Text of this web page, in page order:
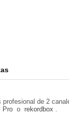
de 2
Pro o rekordbox .